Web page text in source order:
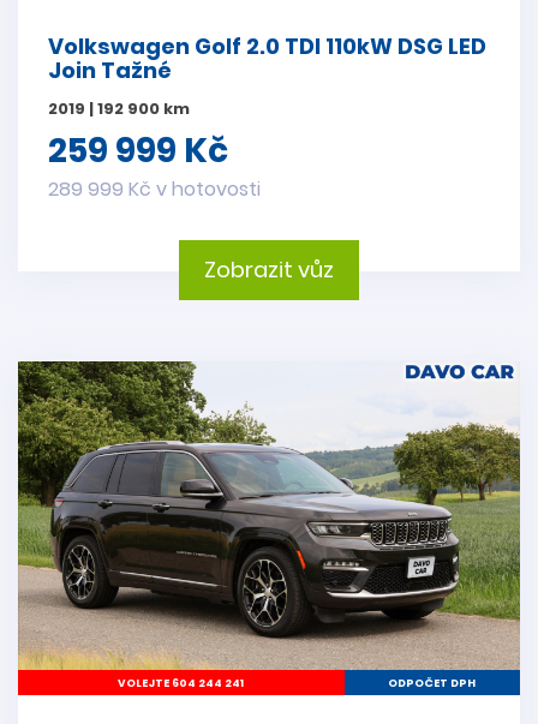
Volkswagen Golf 2.0 TDI 110kW DSG LED
Join Tažné
2019 | 192 900 km
259 999 Kč
289 999 Kč v hotovosti
Zobrazit vůz
VOLEJTE 604 244 241 ODPOČET DPH